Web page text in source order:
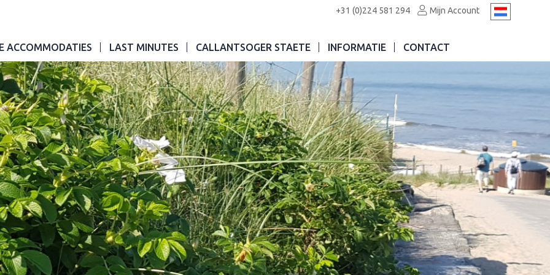
+31 (0)224 581 294 Mijn Account
ACCOMMODATIES LAST MINUTES CALLANTSOGER STAETE INFORMATIE CONTACT